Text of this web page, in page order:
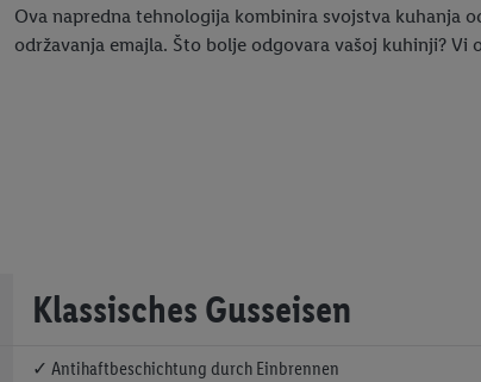
Ova napredna tehnologija kombinira svojstva kuhanja
održavanja emajla. Što bolje odgovara vašoj kuhinji? Vi
Klassisches Gusseisen
✓ Antihaftbeschichtung durch Einbrennen